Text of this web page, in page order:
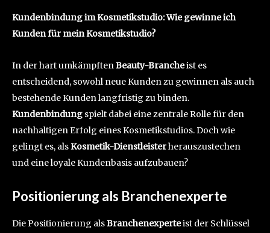
Kundenbindung im Kosmetikstudio: Wie gewinne ich
Kunden für mein Kosmetikstudio?
In der hart umkämpftenBeauty-Brancheist es
entscheidend, sowohl neue Kunden zu gewinnen als auch
bestehende Kunden langfristig zu binden.
Kundenbindung spielt dabei eine zentrale Rolle für den
nachhaltigen Erfolg eines Kosmetikstudios. Doch wie
gelingt es, alsKosmetik-Dienstleisterherauszustechen
und eine loyale Kundenbasis aufzubauen?
Positionierung als Branchenexperte
Die Positionierung alsBranchenexperteist der Schlüssel